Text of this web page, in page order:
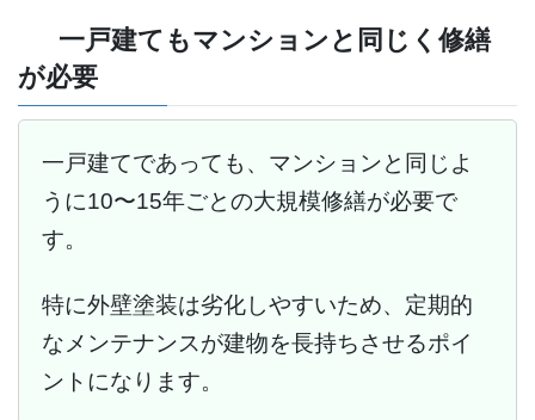
一戸建てもマンションと同じく修繕
が必要
一戸建てであっても、マンションと同じよ
うに10〜15年ごとの大規模修繕が必要で
す。
特に外壁塗装は劣化しやすいため、定期的
なメンテナンスが建物を長持ちさせるポイ
ントになります。